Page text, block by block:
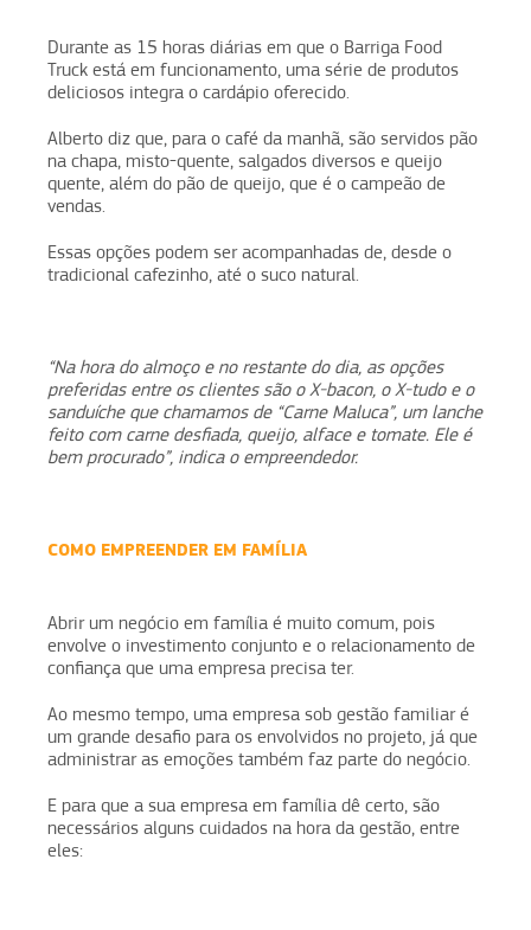
Durante as 15 horas diárias em que o Barriga Food
Truck está em funcionamento, uma série de produtos
deliciosos integra o cardápio oferecido.
Alberto diz que, para o café da manhã, são servidos pão
na chapa, misto-quente, salgados diversos e queijo
quente, além do pão de queijo, que é o campeão de
vendas.
Essas opções podem ser acompanhadas de, desde o
tradicional cafezinho, até o suco natural.
“Na hora do almoço e no restante do dia, as opções
preferidas entre os clientes são o X-bacon, o X-tudo e o
sanduíche que chamamos de “Carne Maluca”, um lanche
feito com carne desfiada, queijo, alface e tomate. Ele é
bem procurado”, indica o empreendedor.
COMO EMPREENDER EM FAMÍLIA
Abrir um negócio em família é muito comum, pois
envolve o investimento conjunto e o relacionamento de
confiança que uma empresa precisa ter.
Ao mesmo tempo, uma empresa sob gestão familiar é
um grande desafio para os envolvidos no projeto, já que
administrar as emoções também faz parte do negócio.
E para que a sua empresa em família dê certo, são
necessários alguns cuidados na hora da gestão, entre
eles: